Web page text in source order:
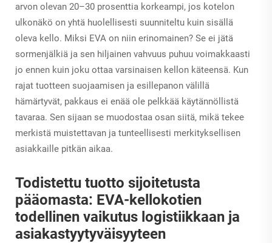
arvon olevan 20–30 prosenttia korkeampi, jos kotelon
ulkonäkö on yhtä huolellisesti suunniteltu kuin sisällä
oleva kello. Miksi EVA on niin erinomainen? Se ei jätä
sormenjälkiä ja sen hiljainen vahvuus puhuu voimakkaasti
jo ennen kuin joku ottaa varsinaisen kellon käteensä. Kun
rajat tuotteen suojaamisen ja esillepanon välillä
hämärtyvät, pakkaus ei enää ole pelkkää käytännöllistä
tavaraa. Sen sijaan se muodostaa osan siitä, mikä tekee
merkistä muistettavan ja tunteellisesti merkityksellisen
asiakkaille pitkän aikaa.
Todistettu tuotto sijoitetusta
pääomasta: EVA-kellokotien
todellinen vaikutus logistiikkaan ja
asiakastyytyväisyyteen